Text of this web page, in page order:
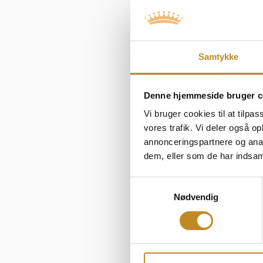
Samtykke
Denne hjemmeside bruger
Vi bruger cookies til at
vores trafik. Vi deler også
annonceringspartnere og
dem, eller som de har
Nødvendig
bredt udvalg af
Uanset årstiden
lokale
de køligere
Tranekær Slot